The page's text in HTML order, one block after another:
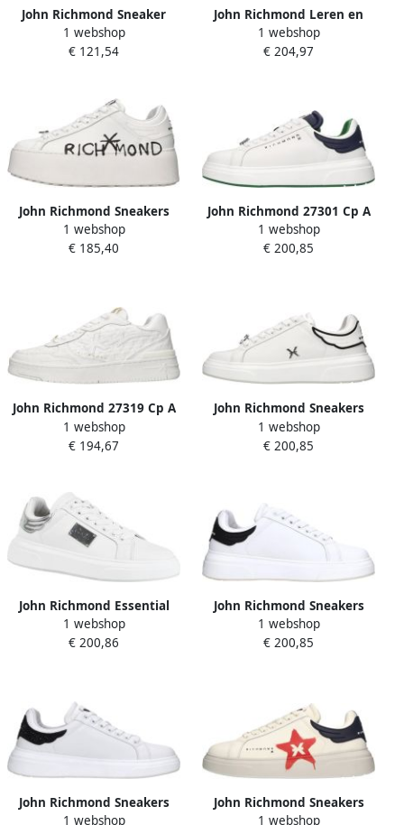
John Richmond Sneaker
1 webshop
€ 121,54
John Richmond Leren en
Imitatieleer Sneakers
1 webshop
€ 204,97
John Richmond Sneakers
1 webshop
€ 185,40
John Richmond 27301 Cp A
Sneaker
1 webshop
€ 200,85
John Richmond 27319 Cp A
Sneaker
1 webshop
€ 194,67
John Richmond Sneakers
Wit
1 webshop
€ 200,85
John Richmond Essential
Modern-Style Sneakers
1 webshop
€ 200,86
John Richmond Sneakers
Wit
1 webshop
€ 200,85
John Richmond Sneakers
Wit
1 webshop
John Richmond Sneakers
Multikleur
1 webshop